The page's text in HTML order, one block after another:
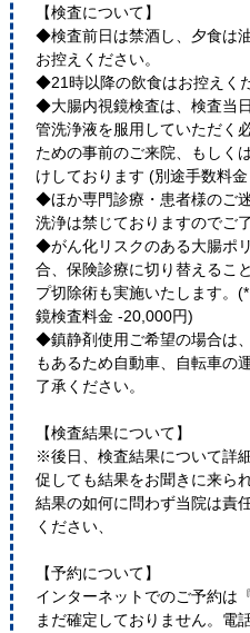
【検査について】
◆検査前日は禁酒し、夕食は
お控えください。
◆21時以降の飲食はお控えく
◆大腸内視鏡検査は、検査当
管洗浄液を服用していただく
ための事前のご来院、もしく
けしております (別途手数料
◆ほか専門診療・患者様のご
洗浄は禁じておりますのでご
◆がん化リスクのある大腸ポ
合、保険診療に切り替えるこ
プ切除術も実施いたします。
鏡検査料金 -20,000円)
◆鎮静剤使用ご希望の場合は
もあるため自動車、自転車の
了承ください。
【検査結果について】
※後日、検査結果について詳
促しても結果をお聞きに来ら
結果の如何に問わず当院は責
ください、
【予約について】
インターネットでのご予約は
まだ確定しておりません。電